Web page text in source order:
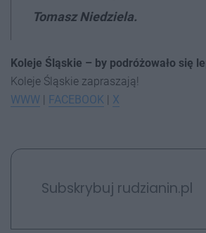
Tomasz Niedziela.
Koleje Śląskie – by podróżowało się
Koleje Śląskie zapraszają!
WWW | FACEBOOK | X
Subskrybuj rudzianin.pl